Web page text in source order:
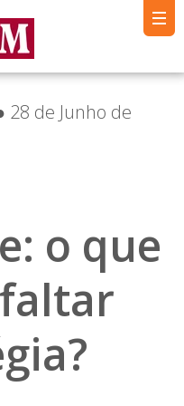
28 de Junho de
o que